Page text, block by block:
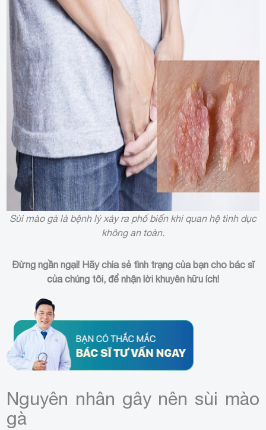
Sùi mào gà là bệnh lý xảy ra phổ biến khi quan hệ tình dục
không an toàn.
Đừng ngần ngại! Hãy chia sẻ tình trạng của bạn cho bác sĩ
của chúng tôi, để nhận lời khuyên hữu ích!
Nguyên nhân gây nên sùi mào
gà